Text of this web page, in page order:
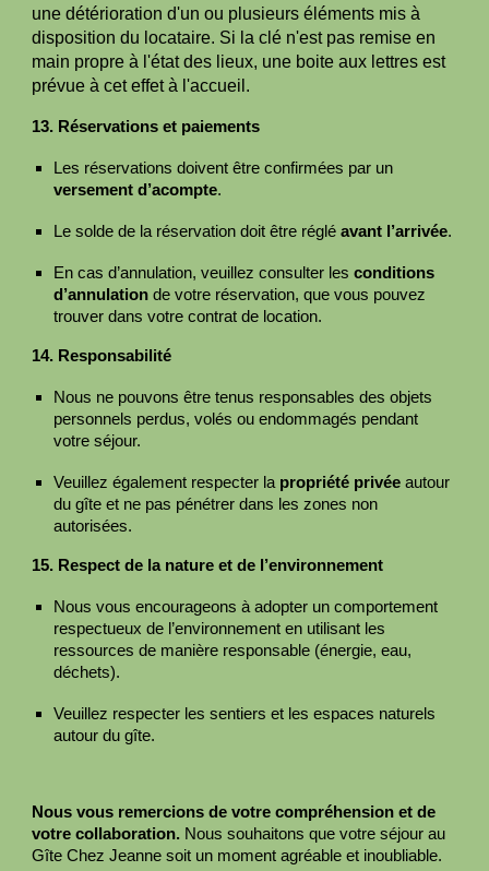
une détérioration d'un ou plusieurs éléments mis à
disposition du locataire. Si la clé n'est pas remise en
main propre à l'état des lieux, une boite aux lettres est
prévue à cet effet à l'accueil.
13. Réservations et paiements
Les réservations doivent être confirmées par un
versement d’acompte.
Le solde de la réservation doit être régléavant l’arrivée.
En cas d’annulation, veuillez consulter lesconditions
d’annulation de votre réservation, que vous pouvez
trouver dans votre contrat de location.
14. Responsabilité
Nous ne pouvons être tenus responsables des objets
personnels perdus, volés ou endommagés pendant
votre séjour.
Veuillez également respecter la propriété privée autour
du gîte et ne pas pénétrer dans les zones non
autorisées.
15. Respect de la nature et de l’environnement
Nous vous encourageons à adopter un comportement
respectueux de l’environnement en utilisant les
ressources de manière responsable (énergie, eau,
déchets).
Veuillez respecter les sentiers et les espaces naturels
autour du gîte.
Nous vous remercions de votre compréhension et de
votre collaboration. Nous souhaitons que votre séjour au
Gîte Chez Jeanne soit un moment agréable et inoubliable.